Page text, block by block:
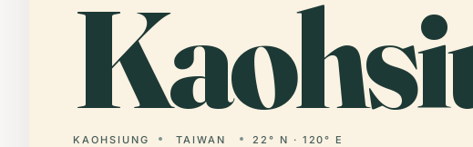
KAOHSIUNG TAIWAN 22° N · 120° E